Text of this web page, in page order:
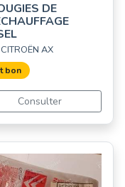
DE
AX
bon
Consulter